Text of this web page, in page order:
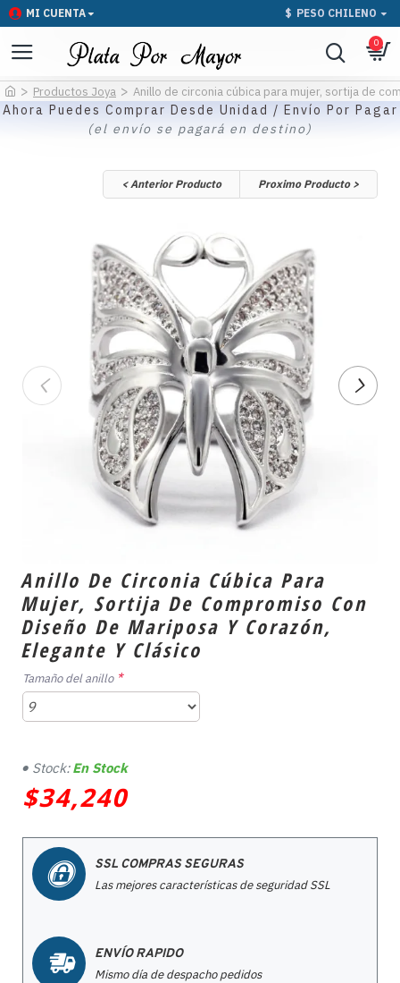
MI CUENTA $ PESO CHILENO
0
Productos Joya Anillo de circonia cúbica para mujer, sortija de
Ahora Puedes Comprar Desde Unidad / Envío Por Pagar
(el envío se pagará en destino)
< Anterior Producto Proximo Producto >
Anillo De Circonia Cúbica Para
Mujer, Sortija De Compromiso Con
Diseño De Mariposa Y Corazón,
Elegante Y Clásico
$34,240
Stock: En Stock
Tamaño del anillo
SSL COMPRAS SEGURAS
Las mejores características de seguridad SSL
ENVÍO RAPIDO
Mismo día de despacho pedidos